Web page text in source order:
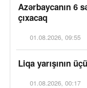
Azərbaycanın 6
çıxacaq
01.08.2026, 09:55
Liqa yarışının
01.08.2026, 00:17